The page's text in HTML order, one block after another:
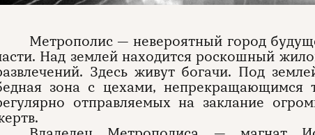
Метрополис — невероятный город
Над землей находится роскошный
Здесь живут богачи. Под
зона с цехами, непрекращающимся
отправляемых на заклание